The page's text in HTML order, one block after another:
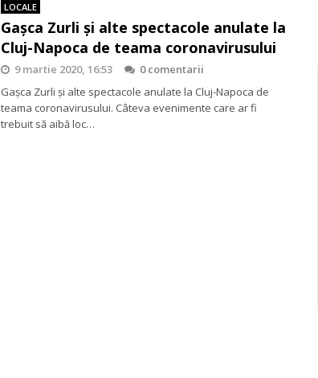
LOCALE
Gașca Zurli și alte spectacole anulate la
Cluj-Napoca de teama coronavirusului
9 martie 2020, 16:53
0 comentarii
Gașca Zurli și alte spectacole anulate la Cluj-Napoca de
teama coronavirusului. Câteva evenimente care ar fi
trebuit să aibă loc…